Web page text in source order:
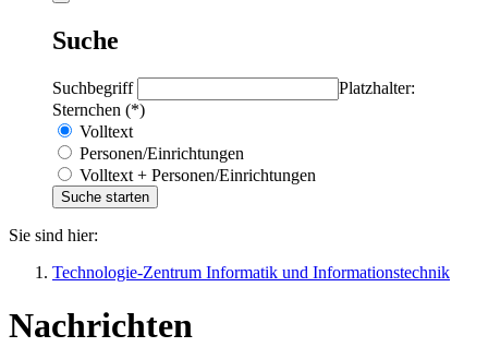
Suche
Suchbegriff
Platzhalter:
Sternchen (*)
Volltext
Personen/Einrichtungen
Volltext + Personen/Einrichtungen
Sie sind hier:
Technologie-Zentrum Informatik und Informationstechnik
Nachrichten